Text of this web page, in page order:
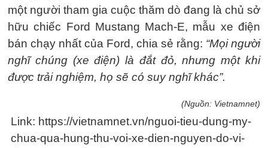
một người tham gia cuộc thăm dò đang là chủ sở
hữu chiếc Ford Mustang Mach-E, mẫu xe điện
bán chạy nhất của Ford, chia sẻ rằng: “Mọi người
nghĩ chúng (xe điện) là đắt đỏ, nhưng một khi
được trải nghiệm, họ sẽ có suy nghĩ khác”.
(Nguồn: Vietnamnet)
Link: https://vietnamnet.vn/nguoi-tieu-dung-my-
chua-qua-hung-thu-voi-xe-dien-nguyen-do-vi-